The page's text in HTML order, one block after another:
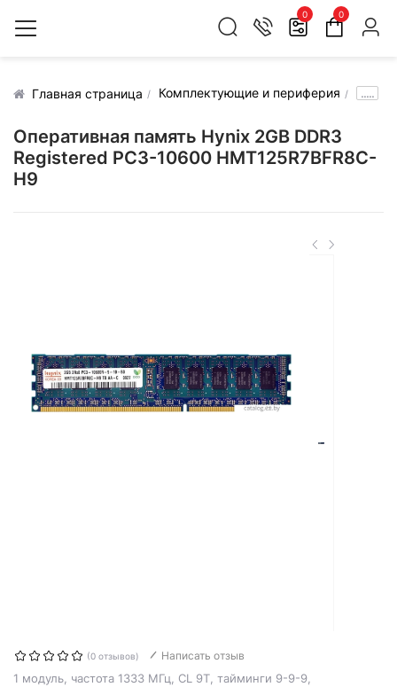
0 0
Главная страница Комплектующие и периферия .....
Оперативная память Hynix 2GB DDR3
Registered PC3-10600 HMT125R7BFR8C-
H9
(0 отзывов) Написать отзыв
1 модуль, частота 1333 МГц, CL 9T, тайминги 9-9-9,